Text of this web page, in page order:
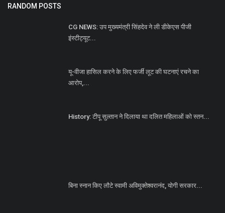
RANDOM POSTS
CG NEWS: उप मुख्यमंत्री सिंहदेव ने ली डीकेएस पीजी
इंस्टीट्यूट...
यू-वीजा हासिल करने के लिए फर्जी लूट की घटनाएं रचने का
आरोप,...
History: टीपू सुल्तान ने दिलाया था दलित महिलाओं को स्तन...
बिना स्नान किए लौटे स्वामी अविमुक्तेश्वरानंद, योगी सरकार...